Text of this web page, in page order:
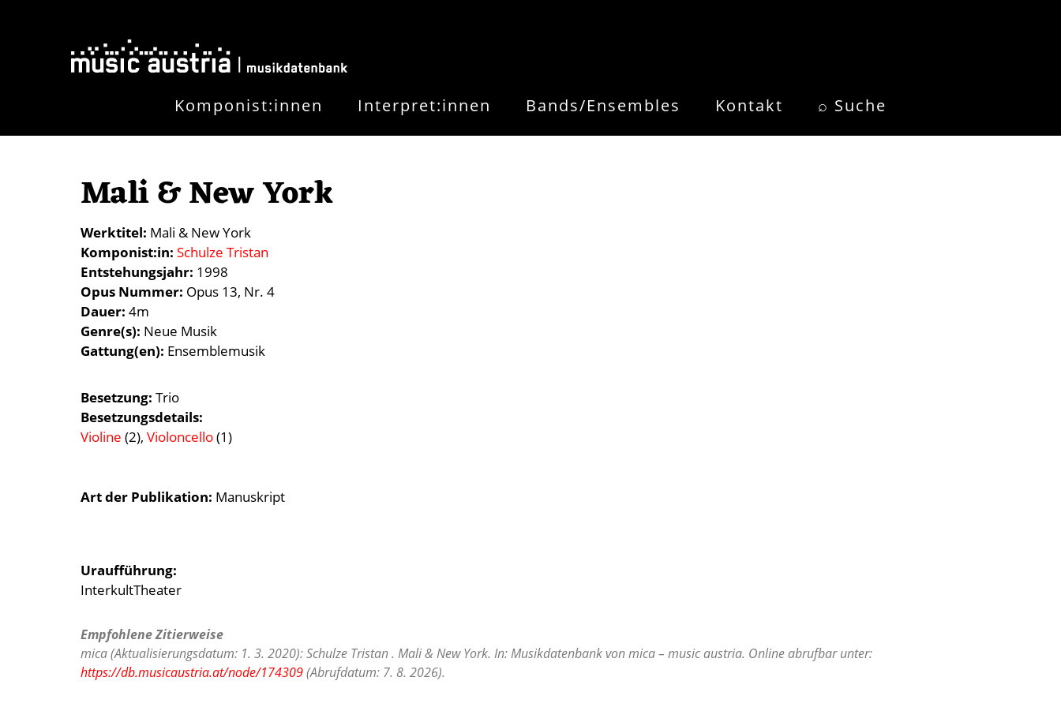
Komponist:innen Interpret:innen Bands/Ensembles Kontakt ⌕ Suche
Mali & New York
Werktitel Mali & New York
Komponist:in Schulze Tristan
Entstehungsjahr 1998
Opus Nummer Opus 13, Nr. 4
Dauer 4m
Genre(s) Neue Musik
Gattung(en) Ensemblemusik
Besetzung Trio
Besetzungsdetails
Violine (2), Violoncello(1)
Art der Publikation Manuskript
Uraufführung:
InterkultTheater
Empfohlene Zitierweise
mica (Aktualisierungsdatum: 1. 3. 2020): Schulze Tristan . Mali & New York. In: Musikdatenbank von mica – music austria. Online abrufbar unter:
https://db.musicaustria.at/node/174309(Abrufdatum: 7. 8. 2026).